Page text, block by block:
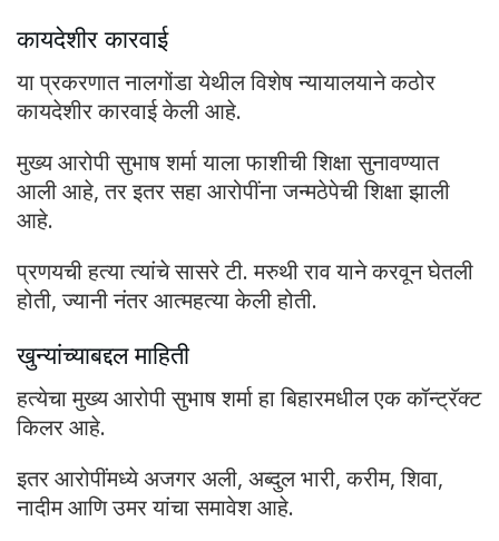
कायदेशीर कारवाई
या प्रकरणात नालगोंडा येथील विशेष न्यायालयाने कठोर
कायदेशीर कारवाई केली आहे.
मुख्य आरोपी सुभाष शर्मा याला फाशीची शिक्षा सुनावण्यात
आली आहे, तर इतर सहा आरोपींना जन्मठेपेची शिक्षा झाली
आहे.
प्रणयची हत्या त्यांचे सासरे टी. मरुथी राव याने करवून घेतली
होती, ज्यानी नंतर आत्महत्या केली होती.
खुन्यांच्याबद्दल माहिती
हत्येचा मुख्य आरोपी सुभाष शर्मा हा बिहारमधील एक कॉन्ट्रॅक्ट
किलर आहे.
इतर आरोपींमध्ये अजगर अली, अब्दुल भारी, करीम, शिवा,
नादीम आणि उमर यांचा समावेश आहे.